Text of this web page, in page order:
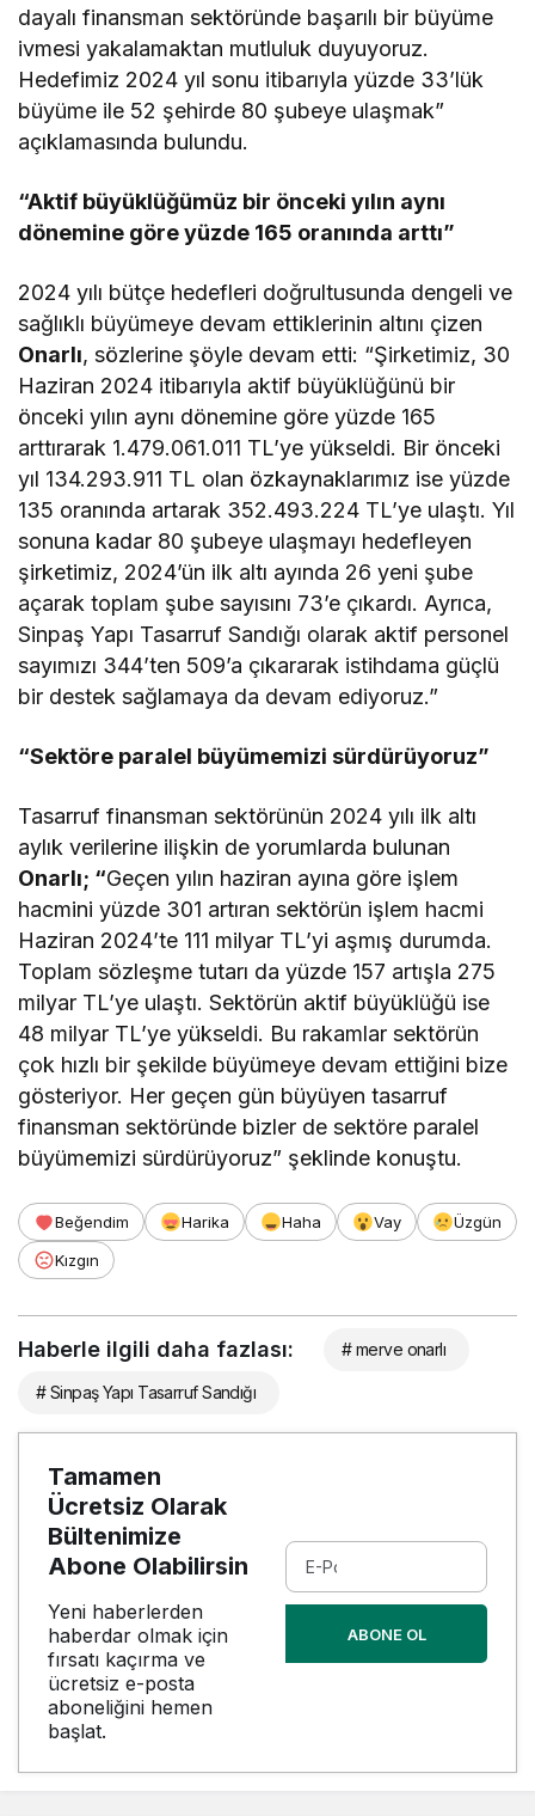
dayalı finansman sektöründe başarılı bir büyüme
ivmesi yakalamaktan mutluluk duyuyoruz.
Hedefimiz 2024 yıl sonu itibarıyla yüzde 33’lük
büyüme ile 52 şehirde 80 şubeye ulaşmak”
açıklamasında bulundu.
“Aktif büyüklüğümüz bir önceki yılın aynı
dönemine göre yüzde 165 oranında arttı”
2024 yılı bütçe hedefleri doğrultusunda dengeli ve
sağlıklı büyümeye devam ettiklerinin altını çizen
Onarlı, sözlerine şöyle devam etti: “Şirketimiz, 30
Haziran 2024 itibarıyla aktif büyüklüğünü bir
önceki yılın aynı dönemine göre yüzde 165
arttırarak 1.479.061.011 TL’ye yükseldi. Bir önceki
yıl 134.293.911 TL olan özkaynaklarımız ise yüzde
135 oranında artarak 352.493.224 TL’ye ulaştı. Yıl
sonuna kadar 80 şubeye ulaşmayı hedefleyen
şirketimiz, 2024’ün ilk altı ayında 26 yeni şube
açarak toplam şube sayısını 73’e çıkardı. Ayrıca,
Sinpaş Yapı Tasarruf Sandığı olarak aktif personel
sayımızı 344’ten 509’a çıkararak istihdama güçlü
bir destek sağlamaya da devam ediyoruz.”
“Sektöre paralel büyümemizi sürdürüyoruz”
Tasarruf finansman sektörünün 2024 yılı ilk altı
aylık verilerine ilişkin de yorumlarda bulunan
Onarlı; “Geçen yılın haziran ayına göre işlem
hacmini yüzde 301 artıran sektörün işlem hacmi
Haziran 2024’te 111 milyar TL’yi aşmış durumda.
Toplam sözleşme tutarı da yüzde 157 artışla 275
milyar TL’ye ulaştı. Sektörün aktif büyüklüğü ise
48 milyar TL’ye yükseldi. Bu rakamlar sektörün
çok hızlı bir şekilde büyümeye devam ettiğini bize
gösteriyor. Her geçen gün büyüyen tasarruf
finansman sektöründe bizler de sektöre paralel
büyümemizi sürdürüyoruz” şeklinde konuştu.
Beğendim Harika Haha Vay
Üzgün
Kızgın
Haberle ilgili daha fazlası: # merve onarlı
# Sinpaş Yapı Tasarruf Sandığı
Tamamen
Ücretsiz Olarak
Bültenimize
Abone Olabilirsin
Yeni haberlerden
haberdar olmak için
fırsatı kaçırma ve
ücretsiz e-posta
aboneliğini hemen
başlat.
ABONE OL